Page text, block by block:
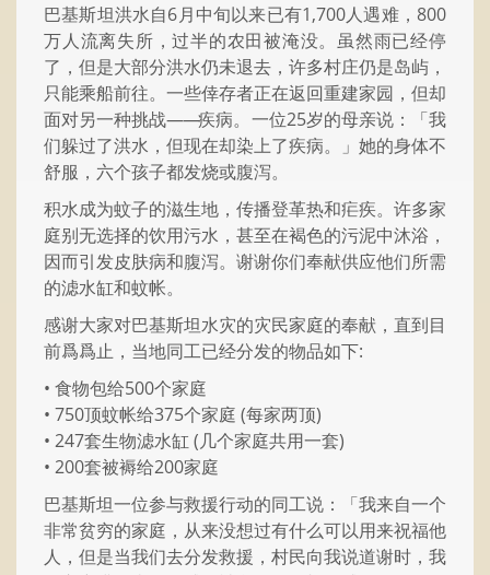
巴基斯坦洪水自6月中旬以来已有1,700人遇难，800
万人流离失所，过半的农田被淹没。虽然雨已经停
了，但是大部分洪水仍未退去，许多村庄仍是岛屿，
只能乘船前往。一些倖存者正在返回重建家园，但却
面对另一种挑战——疾病。一位25岁的母亲说：「我
们躲过了洪水，但现在却染上了疾病。」她的身体不
舒服，六个孩子都发烧或腹泻。
积水成为蚊子的滋生地，传播登革热和疟疾。许多家
庭别无选择的饮用污水，甚至在褐色的污泥中沐浴，
因而引发皮肤病和腹泻。谢谢你们奉献供应他们所需
的滤水缸和蚊帐。
感谢大家对巴基斯坦水灾的灾民家庭的奉献，直到目
前爲爲止，当地同工已经分发的物品如下:
• 食物包给500个家庭
• 750顶蚊帐给375个家庭 (每家两顶)
• 247套生物滤水缸 (几个家庭共用一套)
• 200套被褥给200家庭
巴基斯坦一位参与救援行动的同工说：「我来自一个
非常贫穷的家庭，从来没想过有什么可以用来祝福他
人，但是当我们去分发救援，村民向我说道谢时，我